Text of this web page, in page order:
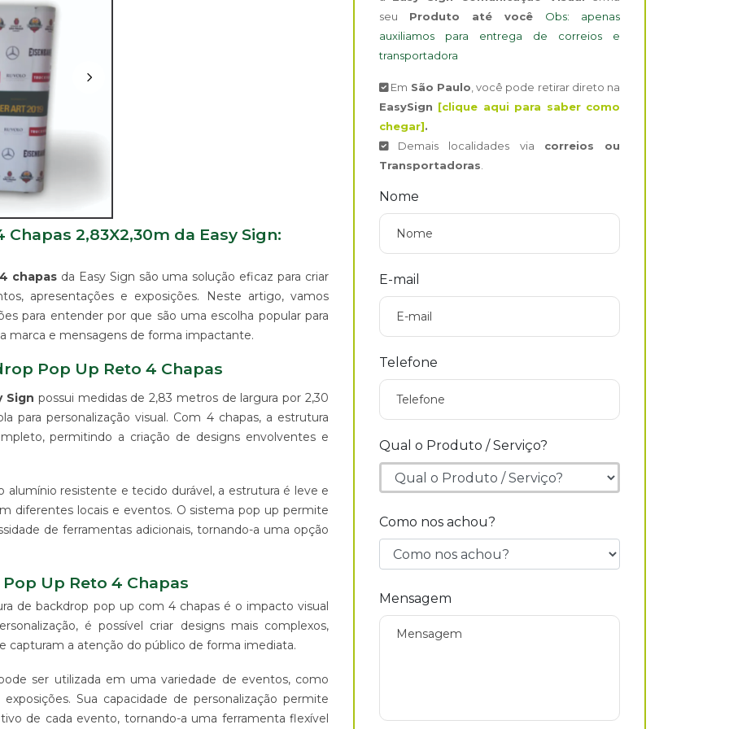
2,83X2,30m da Easy Sign:
chapas da Easy Sign são uma solução eficaz para criar
apresentações e exposições. Neste artigo, vamos
para entender por que são uma escolha popular para
marca e mensagens de forma impactante.
Pop Up Reto 4 Chapas
Sign possui medidas de 2,83 metros de largura por 2,30
para personalização visual. Com 4 chapas, a estrutura
permitindo a criação de designs envolventes e
resistente e tecido durável, a estrutura é leve e
diferentes locais e eventos. O sistema pop up permite
de ferramentas adicionais, tornando-a uma opção
Up Reto 4 Chapas
de backdrop pop up com 4 chapas é o impacto visual
é possível criar designs mais complexos,
a atenção do público de forma imediata.
ser utilizada em uma variedade de eventos, como
Sua capacidade de personalização permite
de cada evento, tornando-a uma ferramenta flexível
seu Produto até você Obs: apenas
auxiliamos para entrega de correios e
transportadora
Em São Paulo , você pode retirar direto na
EasySign [clique aqui para saber como
chegar].
Demais localidades via correios ou
Transportadoras
Nome
E-mail
Telefone
Qual o Produto / Serviço?
Como nos achou?
Mensagem